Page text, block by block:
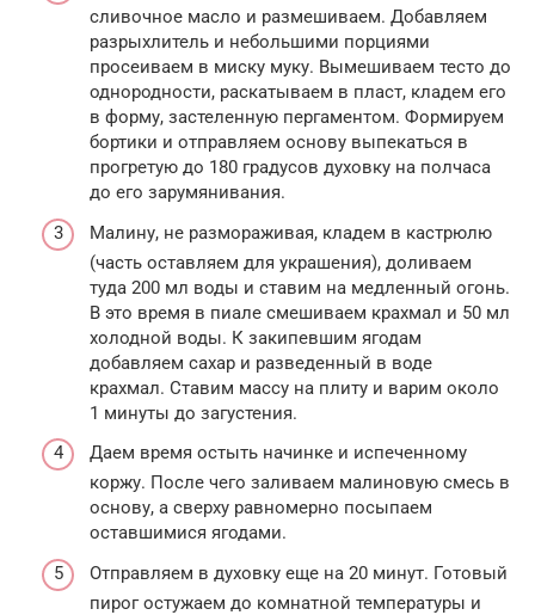
сливочное масло и размешиваем. Добавляем
разрыхлитель и небольшими порциями
просеиваем в миску муку. Вымешиваем тесто до
однородности, раскатываем в пласт, кладем его
в форму, застеленную пергаментом. Формируем
бортики и отправляем основу выпекаться в
прогретую до 180 градусов духовку на полчаса
до его зарумянивания.
Малину, не размораживая, кладем в кастрюлю
(часть оставляем для украшения), доливаем
туда 200 мл воды и ставим на медленный огонь.
В это время в пиале смешиваем крахмал и 50 мл
холодной воды. К закипевшим ягодам
добавляем сахар и разведенный в воде
крахмал. Ставим массу на плиту и варим около
1 минуты до загустения.
Даем время остыть начинке и испеченному
коржу. После чего заливаем малиновую смесь в
основу, а сверху равномерно посыпаем
оставшимися ягодами.
Отправляем в духовку еще на 20 минут. Готовый
пирог остужаем до комнатной температуры и